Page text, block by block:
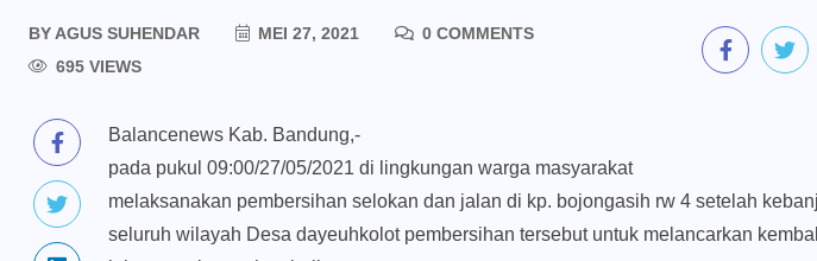
BY AGUS SUHENDAR MEI 27, 2021
0 COMMENTS
695 VIEWS
Balancenews Kab. Bandung,-
pada pukul 09:00/27/05/2021 di lingkungan warga masyarakat
melaksanakan pembersihan selokan dan jalan di kp. bojongasih rw 4 setelah
seluruh wilayah Desa dayeuhkolot pembersihan tersebut untuk melancarkan